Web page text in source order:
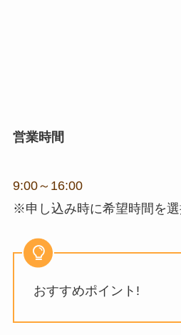
営業時間
9:00～16:00
※申し込み時に希望時間を選
おすすめポイント!